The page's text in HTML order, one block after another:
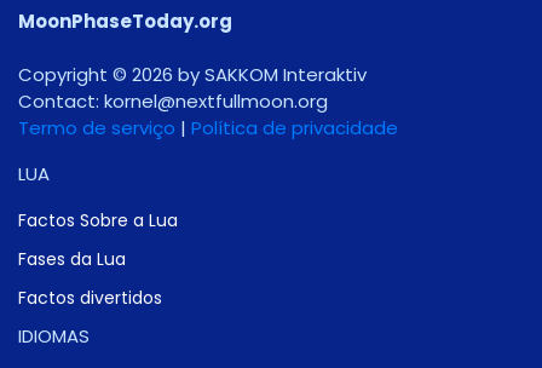
MoonPhaseToday.org
Copyright © 2026 by SAKKOM Interaktiv
Contact: gro.noomlluftxen@lenrok
Termo de serviço | Política de privacidade
LUA
Factos Sobre a Lua
Fases da Lua
Factos divertidos
IDIOMAS